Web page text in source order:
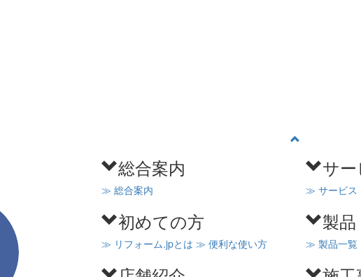
総合案内
≫ 総合案内
初めての方
≫ リフォーム.jpとは ≫ 便利な使い方
サー
≫ サービス
製品
≫ 製品一覧